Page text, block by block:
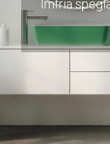
Imfria